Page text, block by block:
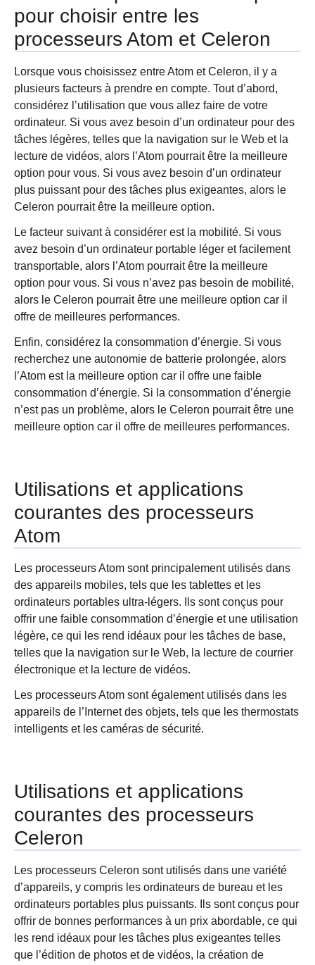
pour choisir entre les
processeurs Atom et Celeron
Lorsque vous choisissez entre Atom et Celeron, il y a
plusieurs facteurs à prendre en compte. Tout d’abord,
considérez l’utilisation que vous allez faire de votre
ordinateur. Si vous avez besoin d’un ordinateur pour des
tâches légères, telles que la navigation sur le Web et la
lecture de vidéos, alors l’Atom pourrait être la meilleure
option pour vous. Si vous avez besoin d’un ordinateur
plus puissant pour des tâches plus exigeantes, alors le
Celeron pourrait être la meilleure option.
Le facteur suivant à considérer est la mobilité. Si vous
avez besoin d’un ordinateur portable léger et facilement
transportable, alors l’Atom pourrait être la meilleure
option pour vous. Si vous n’avez pas besoin de mobilité,
alors le Celeron pourrait être une meilleure option car il
offre de meilleures performances.
Enfin, considérez la consommation d’énergie. Si vous
recherchez une autonomie de batterie prolongée, alors
l’Atom est la meilleure option car il offre une faible
consommation d’énergie. Si la consommation d’énergie
n’est pas un problème, alors le Celeron pourrait être une
meilleure option car il offre de meilleures performances.
Utilisations et applications
courantes des processeurs
Atom
Les processeurs Atom sont principalement utilisés dans
des appareils mobiles, tels que les tablettes et les
ordinateurs portables ultra-légers. Ils sont conçus pour
offrir une faible consommation d’énergie et une utilisation
légère, ce qui les rend idéaux pour les tâches de base,
telles que la navigation sur le Web, la lecture de courrier
électronique et la lecture de vidéos.
Les processeurs Atom sont également utilisés dans les
appareils de l’Internet des objets, tels que les thermostats
intelligents et les caméras de sécurité.
Utilisations et applications
courantes des processeurs
Celeron
Les processeurs Celeron sont utilisés dans une variété
d’appareils, y compris les ordinateurs de bureau et les
ordinateurs portables plus puissants. Ils sont conçus pour
offrir de bonnes performances à un prix abordable, ce qui
les rend idéaux pour les tâches plus exigeantes telles
que l’édition de photos et de vidéos, la création de